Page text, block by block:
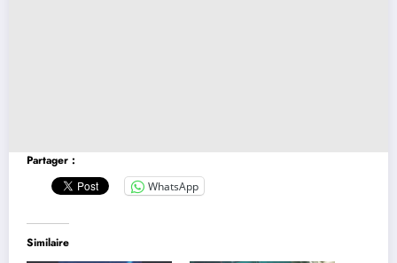
Partager :
WhatsApp
Similaire